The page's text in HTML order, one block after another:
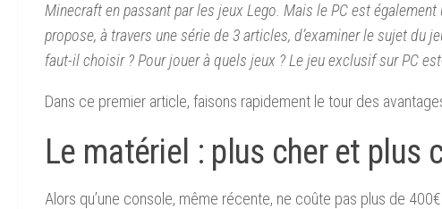
Minecraft en passant par les jeux Lego. Mais le PC est
propose, à travers une série de 3 articles, d’examiner le sujet du
faut-il choisir ? Pour jouer à quels jeux ? Le jeu exclusif sur PC
Dans ce premier article, faisons rapidement le tour des
Le matériel : plus cher et plus
Alors qu’une console, même récente, ne coûte pas plus de